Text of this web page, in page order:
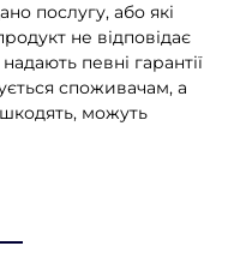
послугу, або які
не відповідає
певні гарантії
споживачам, а
можуть